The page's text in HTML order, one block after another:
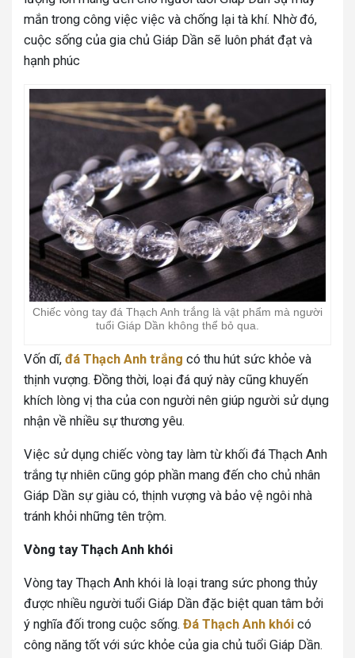
mắn trong công việc việc và chống lại tà khí. Nhờ đó,
cuộc sống của gia chủ Giáp Dần sẽ luôn phát đạt và
hạnh phúc
Chiếc vòng tay đá Thạch Anh trắng là vật phẩm mà người
tuổi Giáp Dần không thể bỏ qua.
Vốn dĩ, đá Thạch Anh trắng có thu hút sức khỏe và
thịnh vượng. Đồng thời, loại đá quý này cũng khuyến
khích lòng vị tha của con người nên giúp người sử dụng
nhận về nhiều sự thương yêu.
Việc sử dụng chiếc vòng tay làm từ khối đá Thạch Anh
trắng tự nhiên cũng góp phần mang đến cho chủ nhân
Giáp Dần sự giàu có, thịnh vượng và bảo vệ ngôi nhà
tránh khỏi những tên trộm.
Vòng tay Thạch Anh khói
Vòng tay Thạch Anh khói là loại trang sức phong thủy
được nhiều người tuổi Giáp Dần đặc biệt quan tâm bởi
ý nghĩa đối trong cuộc sống. Đá Thạch Anh khói có
công năng tốt với sức khỏe của gia chủ tuổi Giáp Dần.